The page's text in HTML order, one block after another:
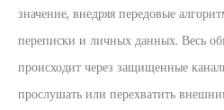
значение, внедряя передовые
переписки и личных данных. Весь
происходит через защищенные
прослушать или перехватить